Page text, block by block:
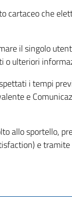
cartaceo che
il singolo
o ulteriori
i tempi
e
allo sportello,
e